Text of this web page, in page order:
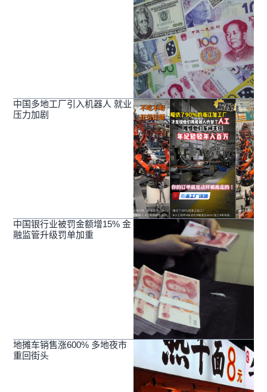
中国多地工厂引入机器人 就业
压力加剧
中国银行业被罚金额增15% 金
融监管升级罚单加重
地摊车销售涨600% 多地夜市
重回街头